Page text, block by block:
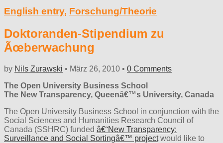
English entry, Forschung/Theorie
Doktoranden-Stipendium zu
Ãœberwachung
by Nils Zurawski • März 26, 2010 • 0 Comments
The Open University Business School
The New Transparency, Queenâ€™s University, Canada
The Open University Business School in conjunction with the
Social Sciences and Humanities Research Council of
Canada (SSHRC) funded â€˜New Transparency:
Surveillance and Social Sortingâ€™ projectwould like to